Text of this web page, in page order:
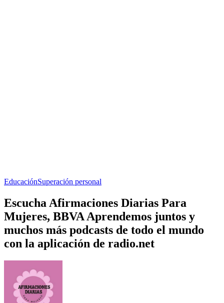
EducaciónSuperación personal
Escucha Afirmaciones Diarias Para
Mujeres, BBVA Aprendemos juntos y
muchos más podcasts de todo el mundo
con la aplicación de radio.net